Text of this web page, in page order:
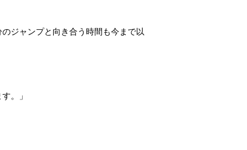
ジャンプと向き合う時間も今まで以
。」